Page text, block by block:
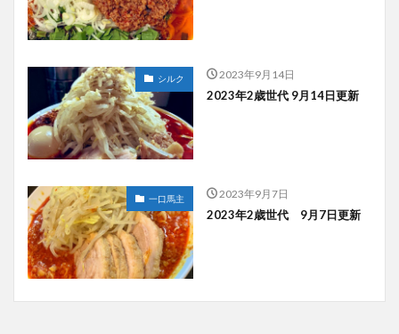
シルク 2023年9月14日
2023年2歳世代 9月14日更新
一口馬主 2023年9月7日
2023年2歳世代 9月7日更新